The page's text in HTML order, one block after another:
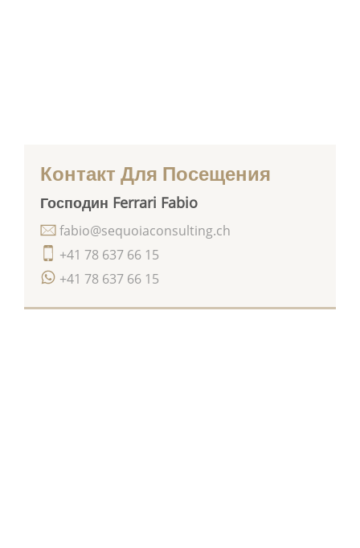
Контакт Для Посещения
Господин Ferrari Fabio
+41 78 637 66 15
+41 78 637 66 15
fabio@sequoiaconsulting.ch